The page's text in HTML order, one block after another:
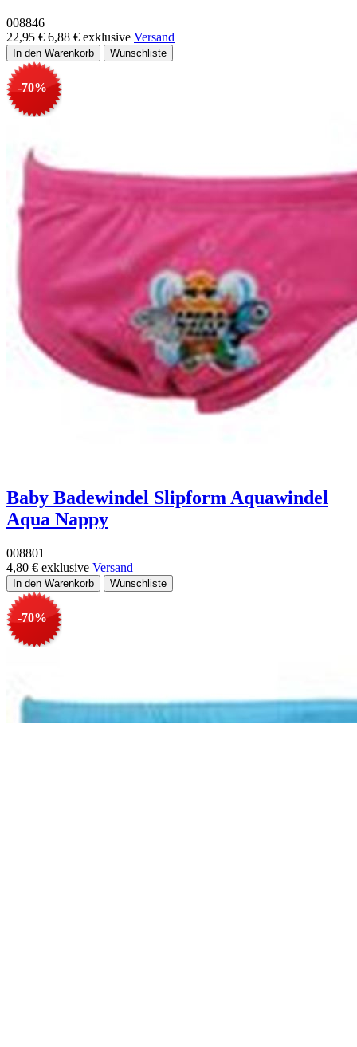
008846
22,95 € 6,88 € exklusive Versand
-70%
Baby Badewindel Slipform Aquawindel
Aqua Nappy
008801
4,80 € exklusive Versand
-70%